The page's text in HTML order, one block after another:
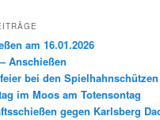
am 16.01.2026
Anschießen
bei den Spielhahnschützen
im Moos am Totensontag
gegen Karlsberg